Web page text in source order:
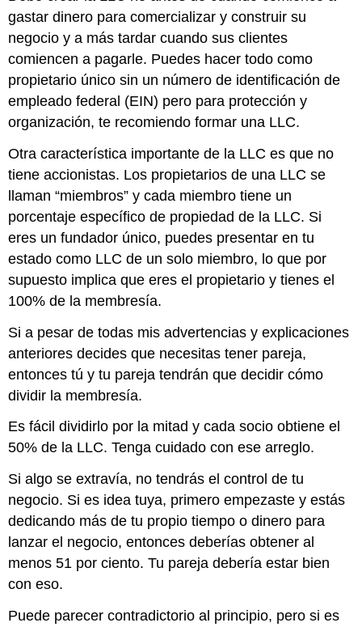
gastar dinero para comercializar y construir su
negocio y a más tardar cuando sus clientes
comiencen a pagarle. Puedes hacer todo como
propietario único sin un número de identificación de
empleado federal (EIN) pero para protección y
organización, te recomiendo formar una LLC.
Otra característica importante de la LLC es que no
tiene accionistas. Los propietarios de una LLC se
llaman “miembros” y cada miembro tiene un
porcentaje específico de propiedad de la LLC. Si
eres un fundador único, puedes presentar en tu
estado como LLC de un solo miembro, lo que por
supuesto implica que eres el propietario y tienes el
100% de la membresía.
Si a pesar de todas mis advertencias y explicaciones
anteriores decides que necesitas tener pareja,
entonces tú y tu pareja tendrán que decidir cómo
dividir la membresía.
Es fácil dividirlo por la mitad y cada socio obtiene el
50% de la LLC. Tenga cuidado con ese arreglo.
Si algo se extravía, no tendrás el control de tu
negocio. Si es idea tuya, primero empezaste y estás
dedicando más de tu propio tiempo o dinero para
lanzar el negocio, entonces deberías obtener al
menos 51 por ciento. Tu pareja debería estar bien
con eso.
Puede parecer contradictorio al principio, pero si es